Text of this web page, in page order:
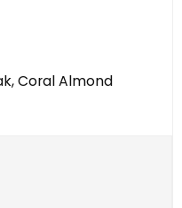
Coral Almond